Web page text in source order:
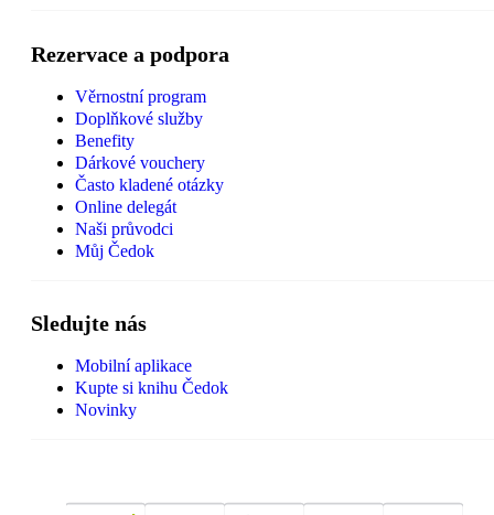
Rezervace a podpora
Věrnostní program
Doplňkové služby
Benefity
Dárkové vouchery
Často kladené otázky
Online delegát
Naši průvodci
Můj Čedok
Sledujte nás
Mobilní aplikace
Kupte si knihu Čedok
Novinky